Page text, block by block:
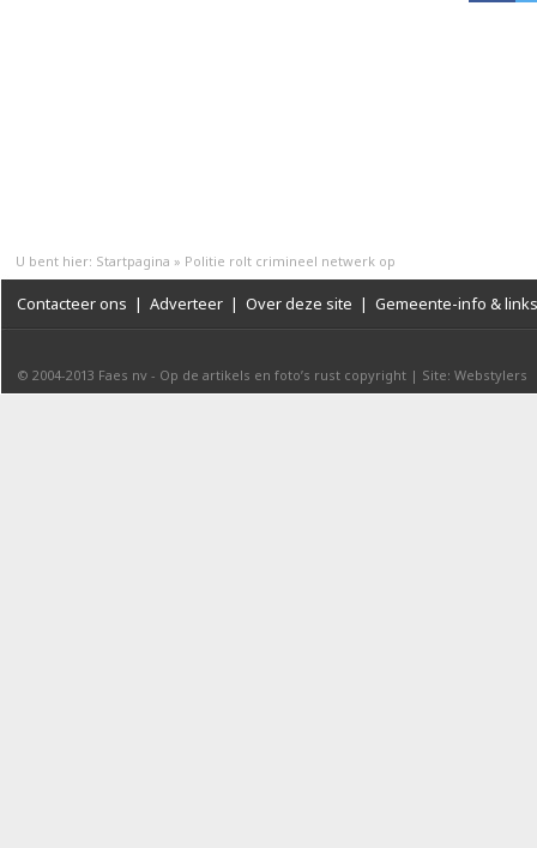
U bent hier: Startpagina » Politie rolt crimineel netwerk op
Contacteer ons | Adverteer | Over deze site | Gemeente-info & links
© 2004-2013 Faes nv - Op de artikels en foto’s rust copyright | Site: Webstylers